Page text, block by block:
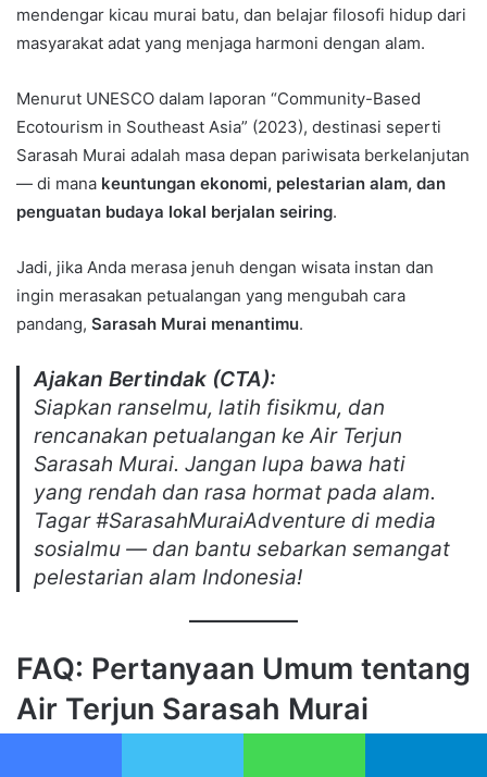
mendengar kicau murai batu, dan belajar filosofi hidup dari
masyarakat adat yang menjaga harmoni dengan alam.
Menurut UNESCO dalam laporan “Community-Based
Ecotourism in Southeast Asia” (2023), destinasi seperti
Sarasah Murai adalah masa depan pariwisata berkelanjutan
— di mana keuntungan ekonomi, pelestarian alam, dan
penguatan budaya lokal berjalan seiring.
Jadi, jika Anda merasa jenuh dengan wisata instan dan
ingin merasakan petualangan yang mengubah cara
pandang, Sarasah Murai menantimu.
Ajakan Bertindak (CTA):
Siapkan ranselmu, latih fisikmu, dan
rencanakan petualangan ke Air Terjun
Sarasah Murai. Jangan lupa bawa hati
yang rendah dan rasa hormat pada alam.
Tagar #SarasahMuraiAdventure di media
sosialmu — dan bantu sebarkan semangat
pelestarian alam Indonesia!
FAQ: Pertanyaan Umum tentang
Air Terjun Sarasah Murai